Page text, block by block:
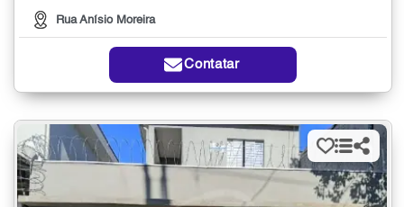
Rua Anísio Moreira
Contatar